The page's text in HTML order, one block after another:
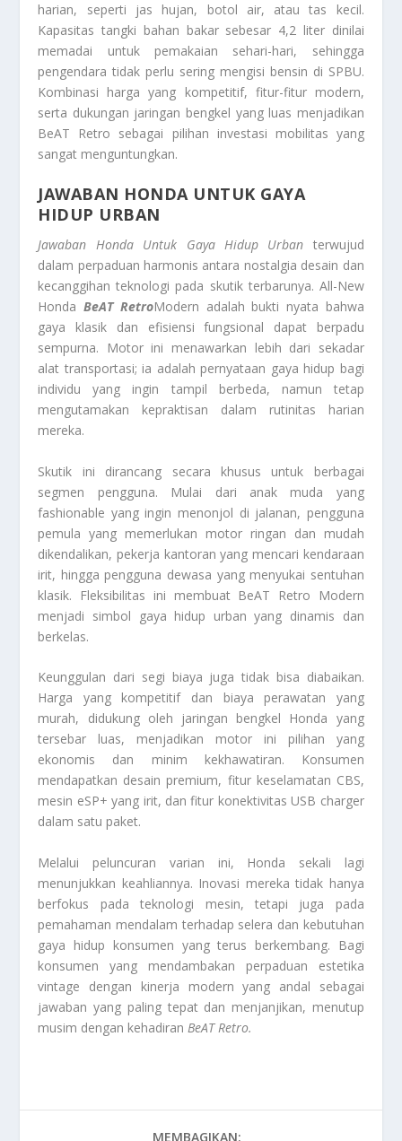
harian, seperti jas hujan, botol air, atau tas kecil.
Kapasitas tangki bahan bakar sebesar 4,2 liter dinilai
memadai untuk pemakaian sehari-hari, sehingga
pengendara tidak perlu sering mengisi bensin di SPBU.
Kombinasi harga yang kompetitif, fitur-fitur modern,
serta dukungan jaringan bengkel yang luas menjadikan
BeAT Retro sebagai pilihan investasi mobilitas yang
sangat menguntungkan.
JAWABAN HONDA UNTUK GAYA
HIDUP URBAN
Jawaban Honda Untuk Gaya Hidup Urban terwujud
dalam perpaduan harmonis antara nostalgia desain dan
kecanggihan teknologi pada skutik terbarunya. All-New
HondaBeAT RetroModern adalah bukti nyata bahwa
gaya klasik dan efisiensi fungsional dapat berpadu
sempurna. Motor ini menawarkan lebih dari sekadar
alat transportasi; ia adalah pernyataan gaya hidup bagi
individu yang ingin tampil berbeda, namun tetap
mengutamakan kepraktisan dalam rutinitas harian
mereka.
Skutik ini dirancang secara khusus untuk berbagai
segmen pengguna. Mulai dari anak muda yang
fashionable yang ingin menonjol di jalanan, pengguna
pemula yang memerlukan motor ringan dan mudah
dikendalikan, pekerja kantoran yang mencari kendaraan
irit, hingga pengguna dewasa yang menyukai sentuhan
klasik. Fleksibilitas ini membuat BeAT Retro Modern
menjadi simbol gaya hidup urban yang dinamis dan
berkelas.
Keunggulan dari segi biaya juga tidak bisa diabaikan.
Harga yang kompetitif dan biaya perawatan yang
murah, didukung oleh jaringan bengkel Honda yang
tersebar luas, menjadikan motor ini pilihan yang
ekonomis dan minim kekhawatiran. Konsumen
mendapatkan desain premium, fitur keselamatan CBS,
mesin eSP+ yang irit, dan fitur konektivitas USB charger
dalam satu paket.
Melalui peluncuran varian ini, Honda sekali lagi
menunjukkan keahliannya. Inovasi mereka tidak hanya
berfokus pada teknologi mesin, tetapi juga pada
pemahaman mendalam terhadap selera dan kebutuhan
gaya hidup konsumen yang terus berkembang. Bagi
konsumen yang mendambakan perpaduan estetika
vintage dengan kinerja modern yang andal sebagai
jawaban yang paling tepat dan menjanjikan, menutup
musim dengan kehadiran BeAT Retro.
MEMBAGIKAN: